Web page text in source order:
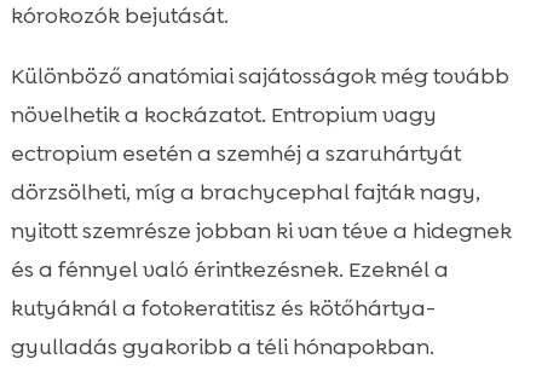
kórokozók bejutását.
Különböző anatómiai sajátosságok még tovább
növelhetik a kockázatot. Entropium vagy
ectropium esetén a szemhéj a szaruhártyát
dörzsölheti, míg a brachycephal fajták nagy,
nyitott szemrésze jobban ki van téve a hidegnek
és a fénnyel való érintkezésnek. Ezeknél a
kutyáknál a fotokeratitisz és kötőhártya-
gyulladás gyakoribb a téli hónapokban.